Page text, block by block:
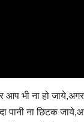
आप भी ना हो
ना छिटक